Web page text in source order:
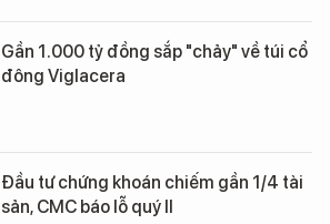
Gần 1.000 tỷ đồng sắp "chảy" về túi cổ
đông Viglacera
Đầu tư chứng khoán chiếm gần 1/4 tài
sản, CMC báo lỗ quý II